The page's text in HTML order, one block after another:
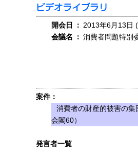
開会日 ： 2013年6月13日
会議名
： 消費者問題特別
案件：
消費者の財産的被害の
会閣60）
発言者一覧